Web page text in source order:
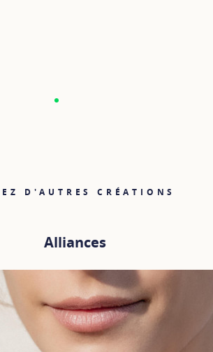
D'AUTRES CRÉATIONS
Alliances